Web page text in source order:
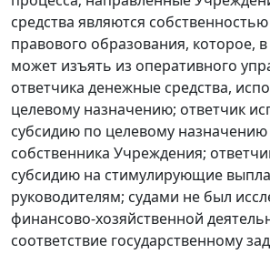
средства являются
правового образования, которое,
может изъять из оперативного
ответчика денежные средства,
целевому назначению; ответчик
субсидию по целевому назначению
собственника Учреждения;
субсидию на стимулирующие
руководителям; судами не был
финансово-хозяйственной
соответствие государственному